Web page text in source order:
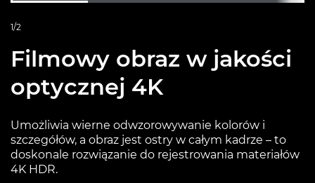
1/2
Filmowy obraz w jakości
optycznej 4K
Umożliwia wierne odwzorowywanie kolorów i
szczegółów, a obraz jest ostry w całym kadrze – to
doskonale rozwiązanie do rejestrowania materiałów
4K HDR.